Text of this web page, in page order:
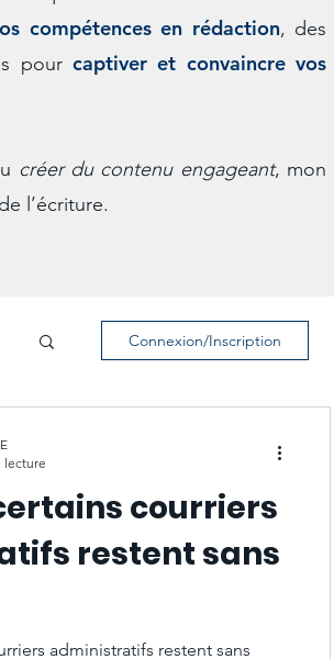
compétences en rédaction, des
pourcaptiver et convaincre vos
créer du contenu engageant, mon
l’écriture.
Connexion/Inscription
courriers
restent sans
administratifs restent sans
lecture